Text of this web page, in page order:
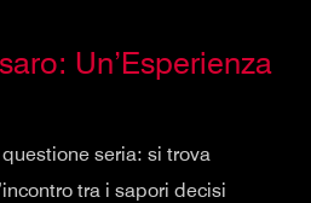
Un’Esperienza
seria: si trova
tra i sapori decisi